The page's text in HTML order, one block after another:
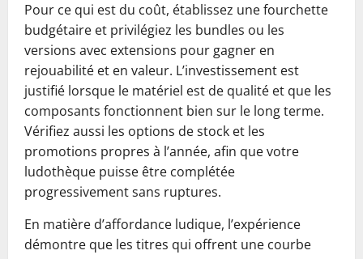
Pour ce qui est du coût, établissez une fourchette
budgétaire et privilégiez les bundles ou les
versions avec extensions pour gagner en
rejouabilité et en valeur. L’investissement est
justifié lorsque le matériel est de qualité et que les
composants fonctionnent bien sur le long terme.
Vérifiez aussi les options de stock et les
promotions propres à l’année, afin que votre
ludothèque puisse être complétée
progressivement sans ruptures.
En matière d’affordance ludique, l’expérience
démontre que les titres qui offrent une courbe